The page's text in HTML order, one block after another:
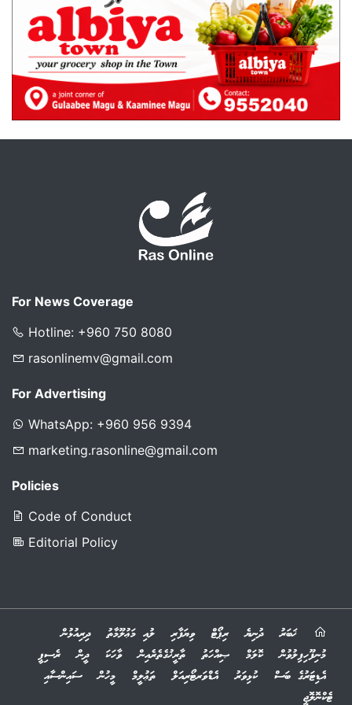
For News Coverage
Hotline: +960 750 8080
rasonlinemv@gmail.com
For Advertising
WhatsApp: +960 956 9394
marketing.rasonline@gmail.com
Policies
Code of Conduct
Editorial Policy
ޚަބަރު ދުނިޔެ ރިޕޯޓް ވިޔަފާރި ލުއި މަޢުލޫމާތު
ދިރިއުޅުން
މުނިފޫހިފިލުވުން
ކޮލަމް ޞިއްހަތު ތާރީޚުގެތެރެއިން ވާހަކަ ދީން
ރެސިޕީ
އެޑިޓަރުގެ ބަސް
ކުޅިވަރު އެޑްވަރޓޯރިއަލް ތަޢުލީމް މީހުން
ސައިންސާއި
ޓެކްނޮލޮޖީ